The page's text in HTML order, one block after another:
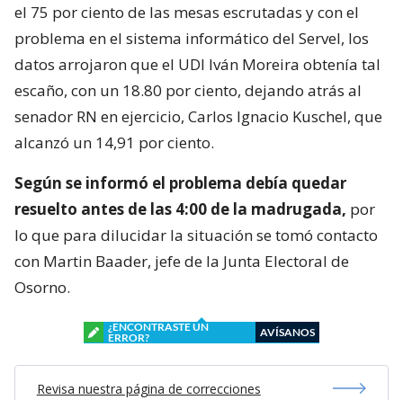
el 75 por ciento de las mesas escrutadas y con el
problema en el sistema informático del Servel, los
datos arrojaron que el UDI Iván Moreira obtenía tal
escaño, con un 18.80 por ciento, dejando atrás al
senador RN en ejercicio, Carlos Ignacio Kuschel, que
alcanzó un 14,91 por ciento.
Según se informó el problema debía quedar
resuelto antes de las 4:00 de la madrugada, por
lo que para dilucidar la situación se tomó contacto
con Martin Baader, jefe de la Junta Electoral de
Osorno.
¿ENCONTRASTE UN
ERROR?
AVÍSANOS
Revisa nuestra página de correcciones